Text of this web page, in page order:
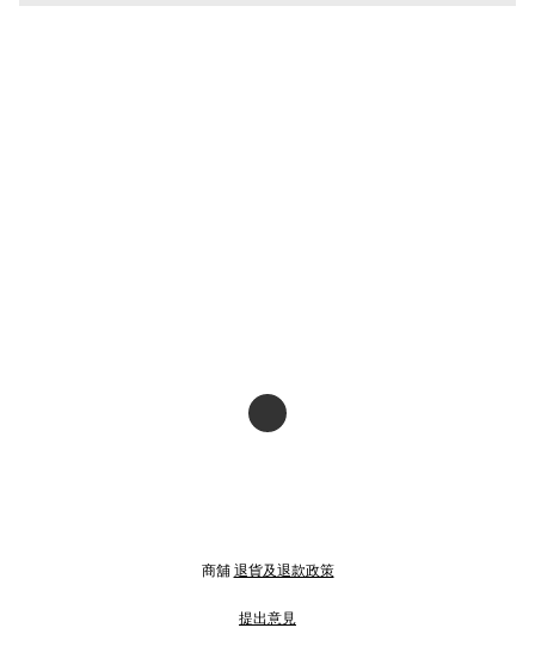
商舖 退貨及退款政策
提出意見